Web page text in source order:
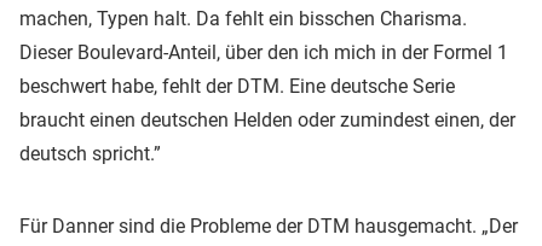
machen, Typen halt. Da fehlt ein bisschen Charisma.
Dieser Boulevard-Anteil, über den ich mich in der Formel 1
beschwert habe, fehlt der DTM. Eine deutsche Serie
braucht einen deutschen Helden oder zumindest einen, der
deutsch spricht.”
Für Danner sind die Probleme der DTM hausgemacht. „Der